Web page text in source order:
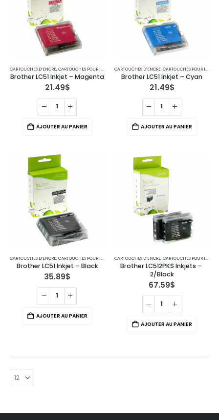
CARTOUCHES D’ENCRE,CARTOUCHES POUR IMPRIMANTES BROTHER ,IMPRIMANTE JET D'ENCRE
Brother LC51 Inkjet – Magenta
21.49$
AJOUTER AU PANIER
CARTOUCHES D’ENCRE,CARTOUCHES POUR IMPRIMANTES BROTHER
Brother LC51 Inkjet – Cyan
21.49$
AJOUTER AU PANIER
CARTOUCHES D’ENCRE,CARTOUCHES POUR IMPRIMANTES BROTHER ,IMPRIMANTE JET D'ENCRE
Brother LC51 Inkjet – Black
35.89$
AJOUTER AU PANIER
CARTOUCHES D’ENCRE,CARTOUCHES POUR IMPRIMANTES BROTHER
Brother LC512PKS Inkjets –
2/Black
67.59$
AJOUTER AU PANIER